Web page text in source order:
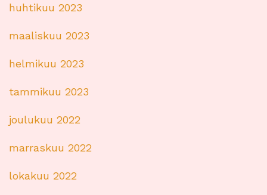
huhtikuu 2023
maaliskuu 2023
helmikuu 2023
tammikuu 2023
joulukuu 2022
marraskuu 2022
lokakuu 2022